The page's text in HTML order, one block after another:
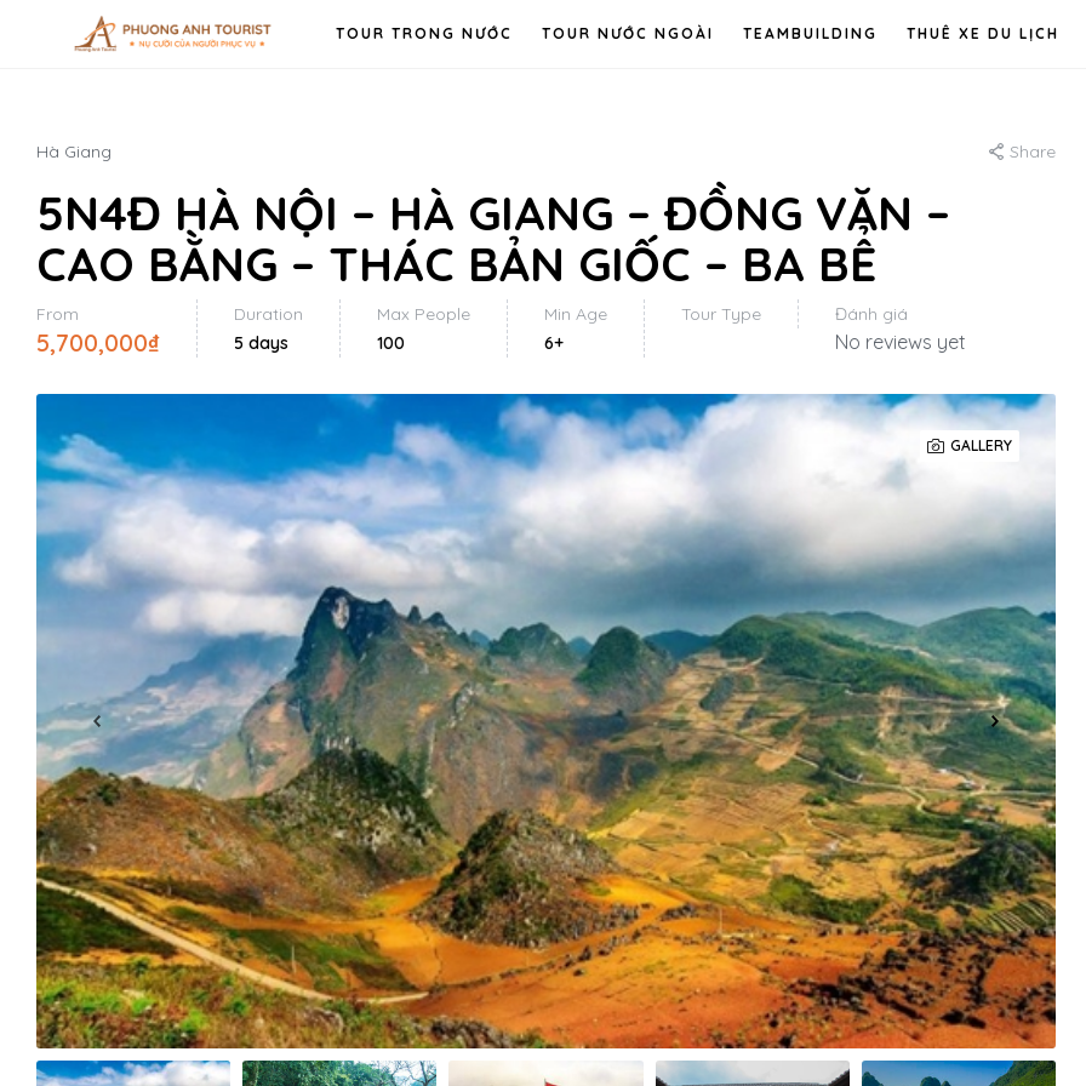
TOUR TRONG NƯỚC TOUR NƯỚC NGOÀI TEAMBUILDING THUÊ XE DU LỊCH
Hà Giang Share
5N4Đ HÀ NỘI – HÀ GIANG – ĐỒNG VĂN –
CAO BẰNG – THÁC BẢN GIỐC – BA BỂ
From
5,700,000₫
Duration
5 days
Max People
100
Min Age
6+
Tour Type Đánh giá
No reviews yet
GALLERY